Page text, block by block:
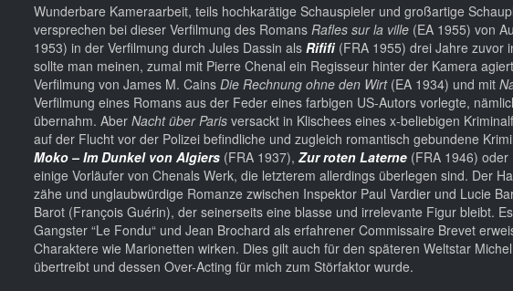
Wunderbare Kameraarbeit, teils hochkarätige Schauspieler und großartige
versprechen bei dieser Verfilmung des Romans Rafles sur la ville (EA 1955) von
1953) in der Verfilmung durch Jules Dassin als Rififi (FRA 1955) drei Jahre zuvor
sollte man meinen, zumal mit Pierre Chenal ein Regisseur hinter der Kamera
Verfilmung von James M. Cains Die Rechnung ohne den Wirt(EA 1934) und mit
Verfilmung eines Romans aus der Feder eines farbigen US-Autors vorlegte,
übernahm. Aber Nacht über Paris versackt in Klischees eines x-beliebigen
auf der Flucht vor der Polizei befindliche und zugleich romantisch gebundene
Moko – Im Dunkel von Algiers (FRA 1937), Zur roten Laterne (FRA 1946) oder
einige Vorläufer von Chenals Werk, die letzterem allerdings überlegen sind. Der
zähe und unglaubwürdige Romanze zwischen Inspektor Paul Vardier und Lucie
Barot (François Guérin), der seinerseits eine blasse und irrelevante Figur bleibt.
Gangster “Le Fondu“ und Jean Brochard als erfahrener Commissaire Brevet
Charaktere wie Marionetten wirken. Dies gilt auch für den späteren Weltstar
übertreibt und dessen Over-Acting für mich zum Störfaktor wurde.